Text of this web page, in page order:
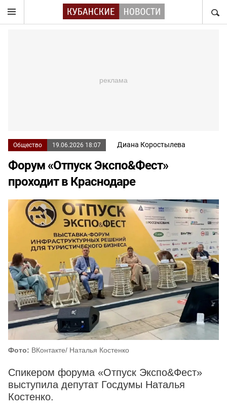
Общество 19.06.2026 18:07 Диана Коростылева
Форум «Отпуск Экспо&Фест»
проходит в Краснодаре
Фото: ВКонтакте/ Наталья Костенко
Спикером форума «Отпуск Экспо&Фест»
выступила депутат Госдумы Наталья
Костенко.